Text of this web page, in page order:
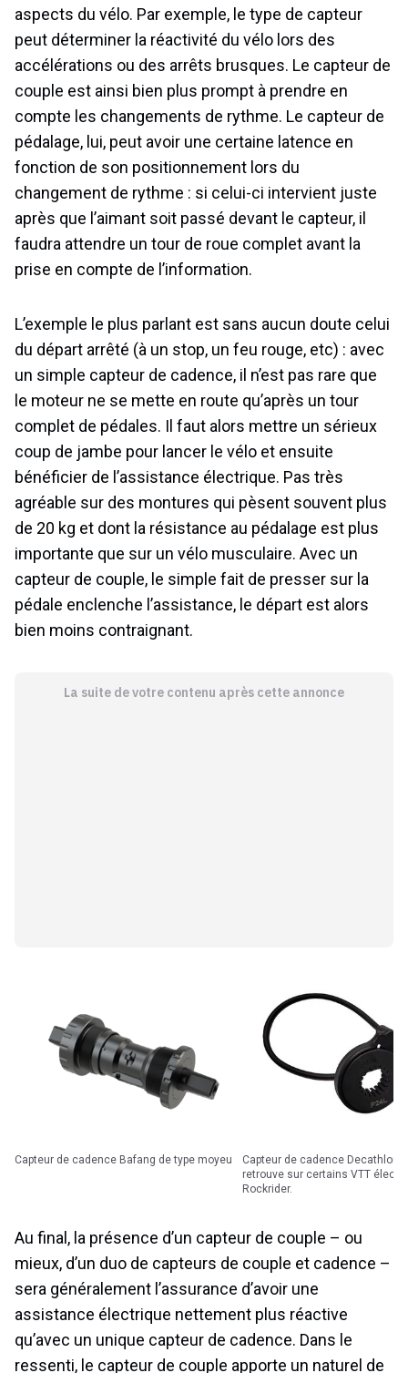
aspects du vélo. Par exemple, le type de capteur
peut déterminer la réactivité du vélo lors des
accélérations ou des arrêts brusques. Le capteur de
couple est ainsi bien plus prompt à prendre en
compte les changements de rythme. Le capteur de
pédalage, lui, peut avoir une certaine latence en
fonction de son positionnement lors du
changement de rythme : si celui-ci intervient juste
après que l’aimant soit passé devant le capteur, il
faudra attendre un tour de roue complet avant la
prise en compte de l’information.
L’exemple le plus parlant est sans aucun doute celui
du départ arrêté (à un stop, un feu rouge, etc) : avec
un simple capteur de cadence, il n’est pas rare que
le moteur ne se mette en route qu’après un tour
complet de pédales. Il faut alors mettre un sérieux
coup de jambe pour lancer le vélo et ensuite
bénéficier de l’assistance électrique. Pas très
agréable sur des montures qui pèsent souvent plus
de 20 kg et dont la résistance au pédalage est plus
importante que sur un vélo musculaire. Avec un
capteur de couple, le simple fait de presser sur la
pédale enclenche l’assistance, le départ est alors
bien moins contraignant.
La suite de votre contenu après cette annonce
Capteur de cadence Bafang de type moyeu
Capteur de cadence Decathlon que l'on
retrouve sur certains VTT
Rockrider.
Au final, la présence d’un capteur de couple – ou
mieux, d’un duo de capteurs de couple et cadence –
sera généralement l’assurance d’avoir une
assistance électrique nettement plus réactive
qu’avec un unique capteur de cadence. Dans le
ressenti, le capteur de couple apporte un naturel de